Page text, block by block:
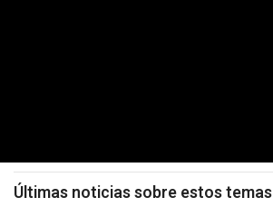
Últimas noticias sobre estos temas